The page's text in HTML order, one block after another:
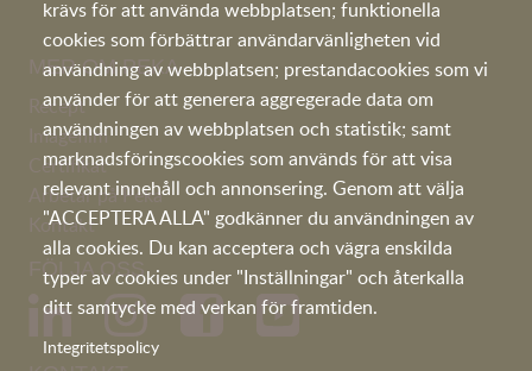
krävs för att använda webbplatsen; funktionella
cookies som förbättrar användarvänligheten vid
användning av webbplatsen; prestandacookies som vi
använder för att generera aggregerade data om
användningen av webbplatsen och statistik; samt
marknadsföringscookies som används för att visa
relevant innehåll och annonsering. Genom att välja
"ACCEPTERA ALLA" godkänner du användningen av
alla cookies. Du kan acceptera och vägra enskilda
typer av cookies under "Inställningar" och återkalla
ditt samtycke med verkan för framtiden.
Integritetspolicy
MER OM PEKA
Recept
Imagefilm
Certifikat
Arbetar på Peka
Kontakt
FÖLJA OSS